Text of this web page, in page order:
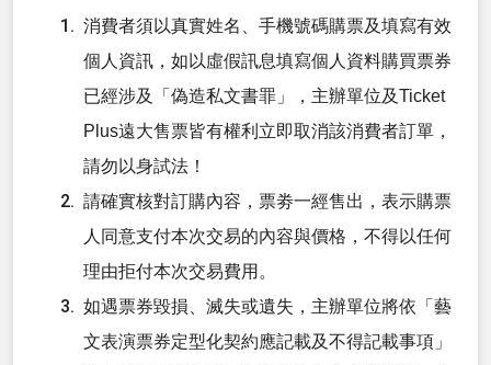
消費者須以真實姓名、手機號碼購票及填寫有效
個人資訊，如以虛假訊息填寫個人資料購買票券
已經涉及「偽造私文書罪」，主辦單位及Ticket
Plus遠大售票皆有權利立即取消該消費者訂單，
請勿以身試法！
請確實核對訂購內容，票劵一經售出，表示購票
人同意支付本次交易的內容與價格，不得以任何
理由拒付本次交易費用。
如遇票券毀損、滅失或遺失，主辦單位將依「藝
文表演票券定型化契約應記載及不得記載事項」